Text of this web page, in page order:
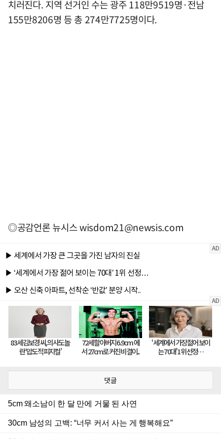
치러진다. 지역 선거인 수는 광주 118만9519명·전남
155만8206명 등 총 274만7725명이다.
◎공감언론 뉴시스wisdom21@newsis.com
댓글